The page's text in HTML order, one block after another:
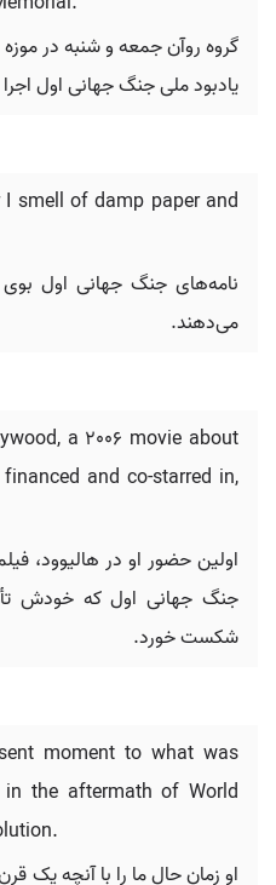
گروه روآن جمعه و شنبه در
یادبود ملی جنگ جهانی اول
smell of damp paper and
نامه‌های جنگ جهانی اول بوی
می‌دهند.
a 2006 movie about
and co-starred in,
جنگ جهانی اول که خودش
شکست خورد.
moment to what was
the aftermath of World
او زمان حال ما را با آنچه یک